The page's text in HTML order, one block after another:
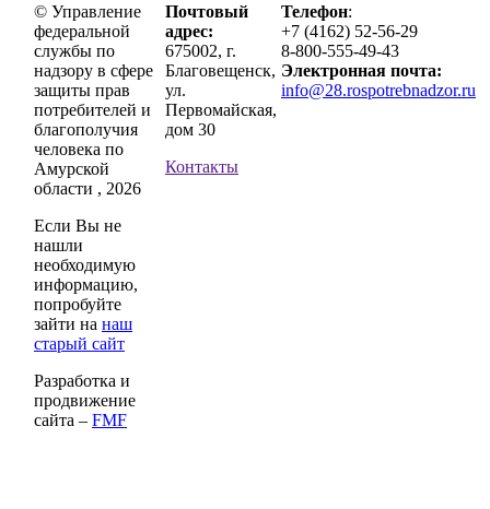
© Управление
федеральной
службы по
надзору в сфере
защиты прав
потребителей и
благополучия
человека по
Амурской
области , 2026
Если Вы не
нашли
необходимую
информацию,
попробуйте
зайти на наш
старый сайт
Разработка и
продвижение
сайта – FMF
Почтовый
адрес:
675002, г.
Благовещенск,
ул.
Первомайская,
дом 30
Контакты
Телефон:
+7 (4162) 52-56-29
8-800-555-49-43
Электронная почта:
info@28.rospotrebnadzor.ru